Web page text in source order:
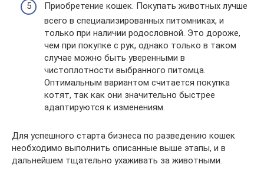
Приобретение кошек. Покупать животных лучше
всего в специализированных питомниках, и
только при наличии родословной. Это дороже,
чем при покупке с рук, однако только в таком
случае можно быть уверенными в
чистоплотности выбранного питомца.
Оптимальным вариантом считается покупка
котят, так как они значительно быстрее
адаптируются к изменениям.
Для успешного старта бизнеса по разведению кошек
необходимо выполнить описанные выше этапы, и в
дальнейшем тщательно ухаживать за животными.